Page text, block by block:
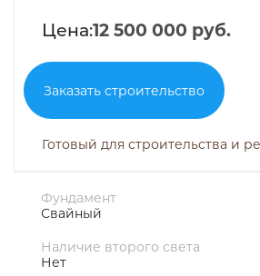
Цена:12 500 000 руб.
Заказать строительство
Готовый для строительства и
Фундамент
Свайный
Наличие второго света
Нет